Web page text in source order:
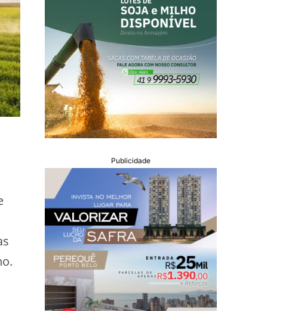
Publicidade